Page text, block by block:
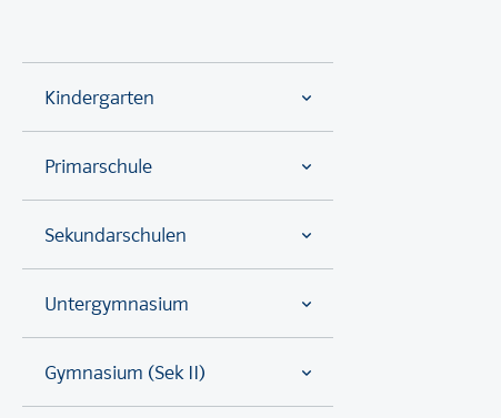
Kindergarten
Primarschule
Sekundarschulen
Untergymnasium
Gymnasium (Sek II)